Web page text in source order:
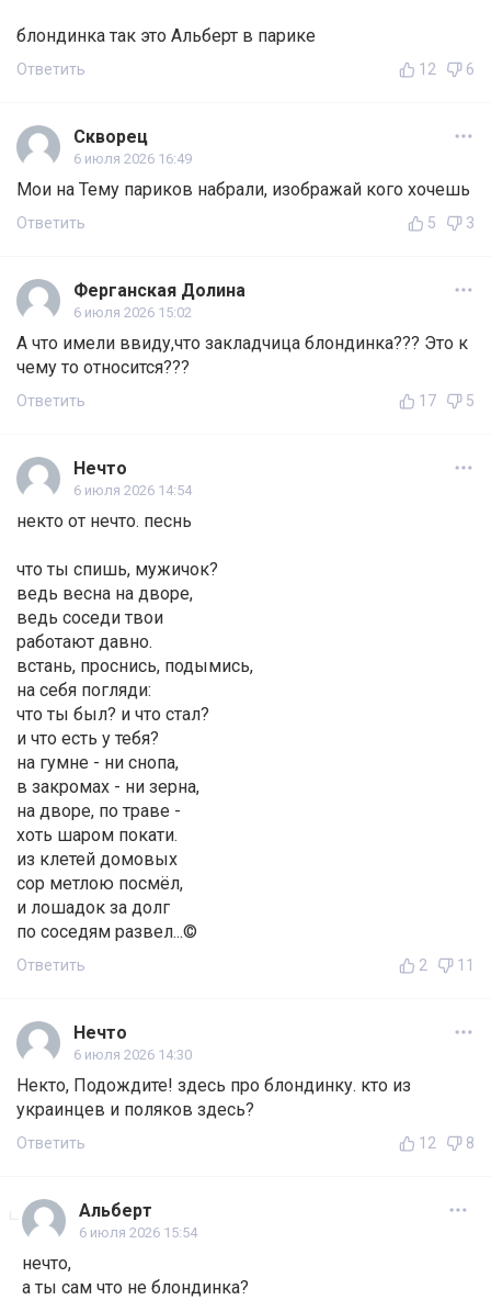
блондинка так это Альберт в парике
Ответить 12 6
Скворец
6 июля 2026 16:49
Мои на Тему париков набрали, изображай кого хочешь
Ответить 5 3
Ферганская Долина
6 июля 2026 15:02
А что имели ввиду,что закладчица блондинка??? Это к
чему то относится???
Ответить 17 5
Нечто
6 июля 2026 14:54
некто от нечто. песнь
что ты спишь, мужичок?
ведь весна на дворе,
ведь соседи твои
работают давно.
встань, проснись, подымись,
на себя погляди:
что ты был? и что стал?
и что есть у тебя?
на гумне - ни снопа,
в закромах - ни зерна,
на дворе, по траве -
хоть шаром покати.
из клетей домовых
сор метлою посмёл,
и лошадок за долг
по соседям развел...©
Ответить 2 11
Нечто
6 июля 2026 14:30
Некто, Подождите! здесь про блондинку. кто из
украинцев и поляков здесь?
Ответить 12 8
Альберт
6 июля 2026 15:54
нечто,
а ты сам что не блондинка?